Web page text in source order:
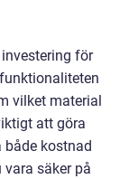
för
vilket material
att göra
både kostnad
säker på